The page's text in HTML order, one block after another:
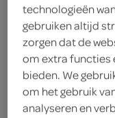
Koopmans
technologieën
gebruiken altijd
zorgen dat de
om extra functies
bieden. We
om het gebruik
analyseren en